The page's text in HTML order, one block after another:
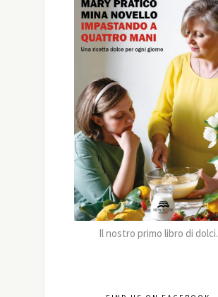
Il nostro primo libro di dolci.